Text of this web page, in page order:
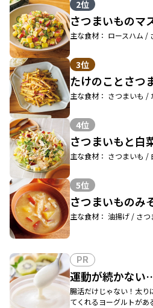
2位
さつまいものマ
主な食材： ロースハム /
3位
たけのことさつ
主な食材： さつまいも /
4位
さつまいもと白
主な食材： さつまいも /
5位
さつまいものみ
主な食材： 油揚げ / さつ
PR
運動が続かない
腸活だけじゃない！太り
てくれるヨーグルトがあ